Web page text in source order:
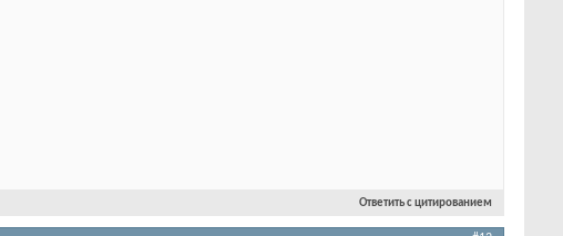
Ответить с цитированием